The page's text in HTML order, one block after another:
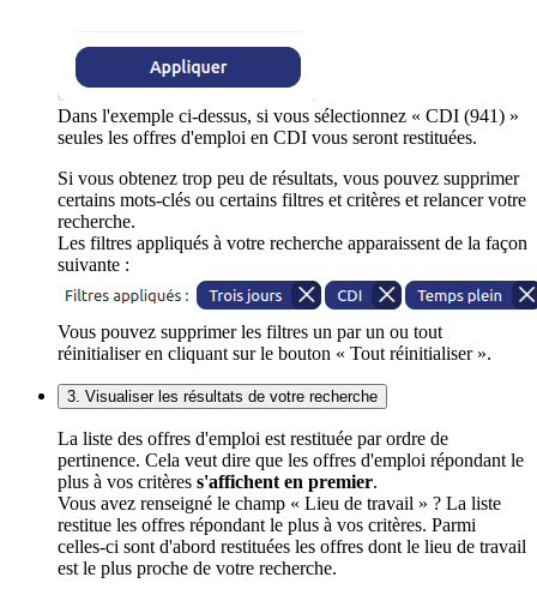
Dans l'exemple ci-dessus, si vous sélectionnez « CDI (941) »
seules les offres d'emploi en CDI vous seront restituées.
Si vous obtenez trop peu de résultats, vous pouvez supprimer
certains mots-clés ou certains filtres et critères et relancer votre
recherche.
Les filtres appliqués à votre recherche apparaissent de la façon
suivante :
Vous pouvez supprimer les filtres un par un ou tout
réinitialiser en cliquant sur le bouton « Tout réinitialiser ».
3. Visualiser les résultats de votre recherche
La liste des offres d'emploi est restituée par ordre de
pertinence. Cela veut dire que les offres d'emploi répondant le
plus à vos critères s'affichent en premier.
Vous avez renseigné le champ « Lieu de travail » ? La liste
restitue les offres répondant le plus à vos critères. Parmi
celles-ci sont d'abord restituées les offres dont le lieu de travail
est le plus proche de votre recherche.